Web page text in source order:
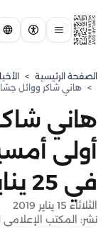
الصفحة الرئيسية >
> هاني شاكر ووائل جسّار
هاني
أولى
في 25 يناير
الثلاثاء 15 يناير 2019
نشر: المكتب